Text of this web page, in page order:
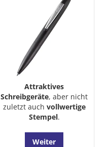
Attraktives
Schreibgeräte, aber nicht
zuletzt auch vollwertige
Stempel.
Weiter